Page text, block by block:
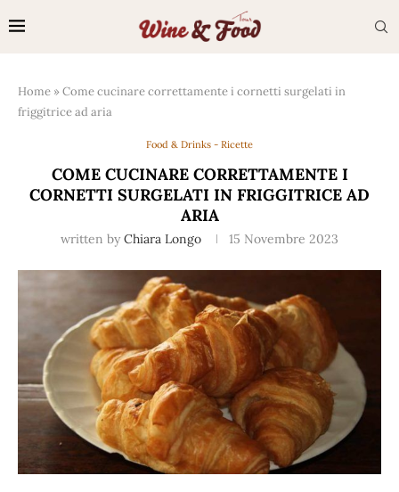
Home »Come cucinare correttamente i cornetti surgelati in
friggitrice ad aria
Food & Drinks - Ricette
COME CUCINARE CORRETTAMENTE I
CORNETTI SURGELATI IN FRIGGITRICE AD
ARIA
written by Chiara Longo 15 Novembre 2023